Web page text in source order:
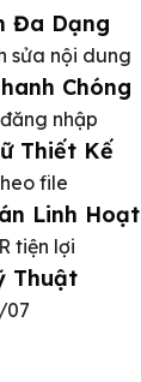
Đa Dạng
sửa nội dung
Chóng
nhập
Thiết Kế
file
Linh Hoạt
tiện lợi
Thuật
07